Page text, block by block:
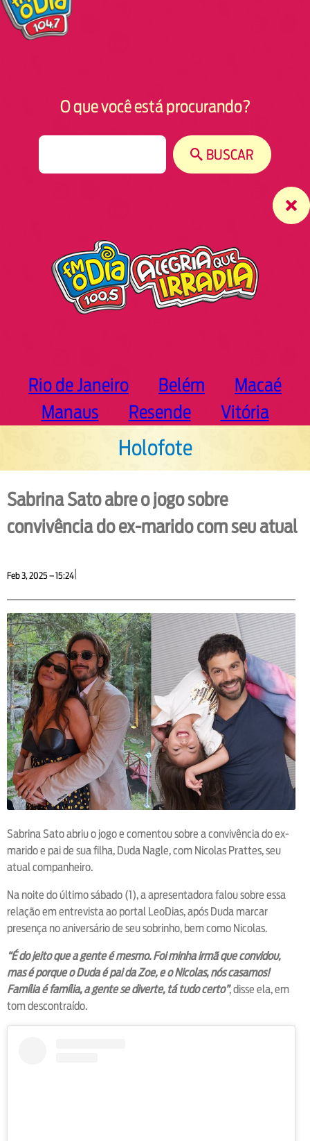
O que você está procurando?
BUSCAR
Rio de Janeiro Belém
Macaé
Manaus
Resende Vitória
Holofote
Sabrina Sato abre o jogo sobre
convivência do ex-marido com seu atual
Feb 3, 2025 – 15:24
Sabrina Sato abriu o jogo e comentou sobre a convivência do ex-
marido e pai de sua filha, Duda Nagle, com Nicolas Prattes, seu
atual companheiro.
Na noite do último sábado (1), a apresentadora falou sobre essa
relação em entrevista ao portal LeoDias, após Duda marcar
presença no aniversário de seu sobrinho, bem como Nicolas.
“É do jeito que a gente é mesmo. Foi minha irmã que convidou,
mas é porque o Duda é pai da Zoe, e o Nicolas, nós casamos!
Família é família, a gente se diverte, tá tudo certo”, disse ela, em
tom descontraído.